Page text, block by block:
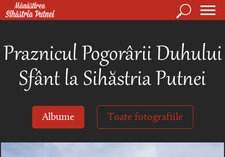
Mergi la conţinutul principal
de
Căutare
Praznicul Pogorârii Duhului
Sfânt la Sihăstria Putnei
Albume Toate fotografiile